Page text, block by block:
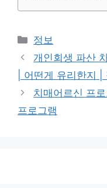
카
테
고
리
정보
개인회생 파산
| 어떤게 유리한지
치매어르신 프
프로그램